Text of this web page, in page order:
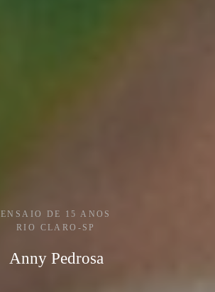
ENSAIO DE 15 ANOS
RIO CLARO-SP
Anny Pedrosa